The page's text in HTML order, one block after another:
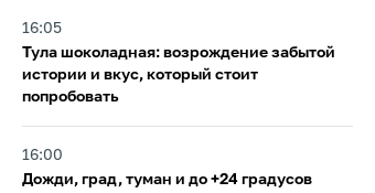
16:05
Тула шоколадная: возрождение забытой
истории и вкус, который стоит
попробовать
16:00
Дожди, град, туман и до +24 градусов